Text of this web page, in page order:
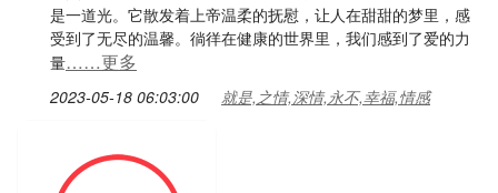
是一道光。它散发着上帝温柔的抚慰，让人在甜甜的梦里，感
受到了无尽的温馨。徜徉在健康的世界里，我们感到了爱的力
量……更多
2023-05-18 06:03:00 就是,之情,深情,永不,幸福,情感